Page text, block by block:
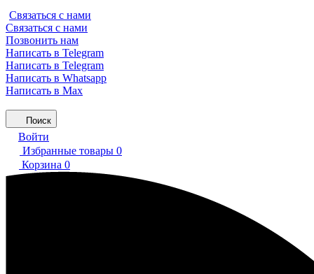
Связаться с нами
Связаться с нами
Позвонить нам
Написать в Telegram
Написать в Telegram
Написать в Whatsapp
Написать в Max
Поиск
Войти
Избранные товары 0
Корзина 0